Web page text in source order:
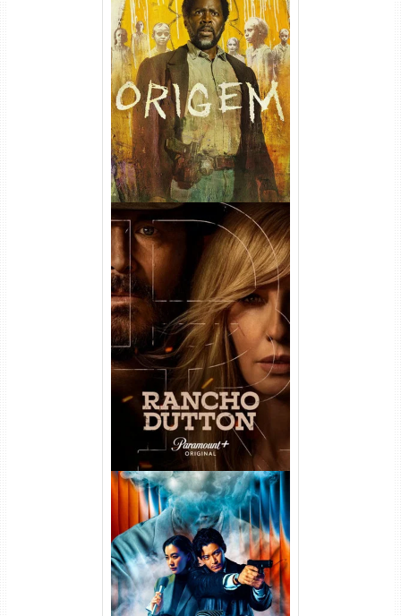
Origem 4ª Temporada Torrent
(2026) WEB-DL 1080p/4K
Dual Áudio
Rancho Dutton 1ª
Temporada Torrent (2026)
WEB-DL 1080p Dual Áudio
Vapor Humano 1ª Temporada
Torrent (2026) WEB-DL 1080p